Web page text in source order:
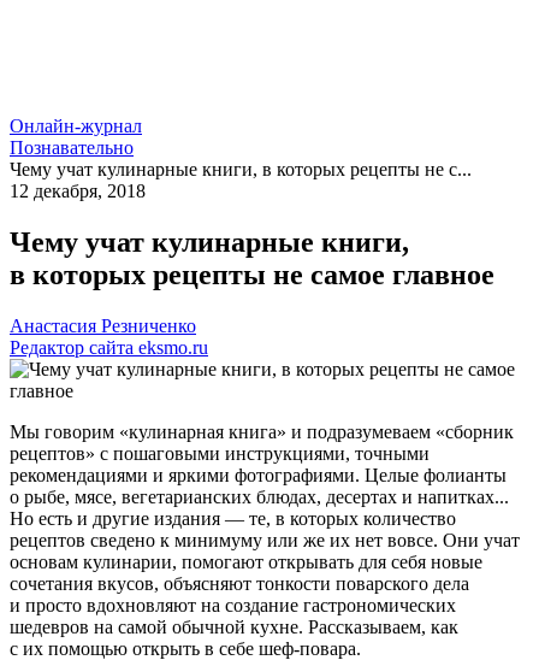
Онлайн-журнал
Познавательно
Чему учат кулинарные книги, в которых рецепты не с...
12 декабря, 2018
Чему учат кулинарные книги,
в которых рецепты не самое главное
Анастасия Резниченко
Редактор сайта eksmo.ru
Мы говорим «кулинарная книга» и подразумеваем «сборник
рецептов» с пошаговыми инструкциями, точными
рекомендациями и яркими фотографиями. Целые фолианты
о рыбе, мясе, вегетарианских блюдах, десертах и напитках...
Но есть и другие издания — те, в которых количество
рецептов сведено к минимуму или же их нет вовсе. Они учат
основам кулинарии, помогают открывать для себя новые
сочетания вкусов, объясняют тонкости поварского дела
и просто вдохновляют на создание гастрономических
шедевров на самой обычной кухне. Рассказываем, как
с их помощью открыть в себе шеф-повара.